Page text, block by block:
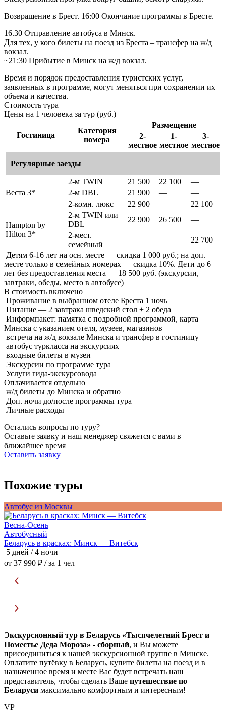
Возвращение в Брест. 16:00 Окончание программы в Бресте.
16.30 Отправление автобуса в Минск.
Для тех, у кого билеты на поезд из Бреста – трансфер на ж/д
вокзал.
~21:30 Прибытие в Минск на ж/д вокзал.
Время и порядок предоставления туристских услуг,
заявленных в программе, могут меняться при сохранении их
объема и качества.
Стоимость тура
Цены на 1 человека за тур (руб.)
Гостиница
Категория
номера
Размещение
2-
местное
1-
местное
3-
местное
Регулярные заезды
Веста 3*
2-м TWIN 21 500 22 100
—
2-м DBL
21 900 —
—
2-комн. люкс
22 900 — 22 100
Hampton by
Hilton 3*
2-м TWIN или
DBL
22 900 26 500
—
2-мест.
семейный
— —
22 700
Детям 6-16 лет на осн. месте — скидка 1 000 руб.; на доп.
месте только в семейных номерах — скидка 10%. Дети до 6
лет без предоставления места — 18 500 руб. (экскурсии,
завтраки, обеды, место в автобусе)
В стоимость включено
Проживание в выбранном отеле Бреста 1 ночь
Питание — 2 завтрака шведский стол + 2 обеда
Информпакет: памятка с подробной программой, карта
Минска с указанием отеля, музеев, магазинов
встреча на ж/д вокзале Минска и трансфер в гостиницу
автобус туркласса на экскурсиях
входные билеты в музеи
Экскурсии по программе тура
Услуги гида-экскурсовода
Оплачивается отдельно
ж/д билеты до Минска и обратно
Доп. ночи до/после программы тура
Личные расходы
Остались вопросы по туру?
Оставьте заявку и наш менеджер свяжется с вами в
ближайшее время
Оставить заявку
Похожие туры
Автобус из Москвы
Весна-Осень
Автобусный
Беларусь в красках: Минск — Витебск
5 дней / 4 ночи
от 37 990 ₽ / за 1 чел
Экскурсионный тур в Беларусь «Тысячелетний Брест и
Поместье Деда Мороза» - сборный, и Вы можете
присоединиться к нашей экскурсионной группе в Минске.
Оплатите путёвку в Беларусь, купите билеты на поезд и в
назначенное время и месте Вас будет встречать наш
представитель, чтобы сделать Ваше путешествие по
Беларуси максимально комфортным и интересным!
VP